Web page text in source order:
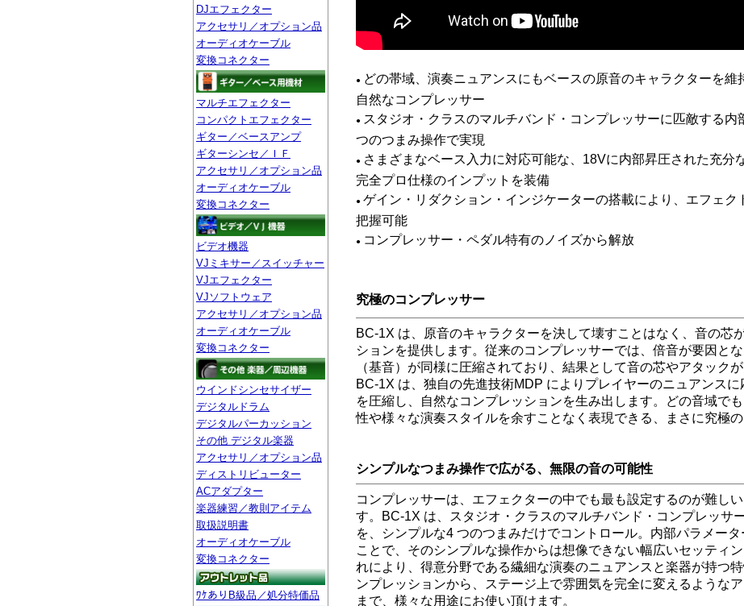
DJエフェクター
アクセサリ／オプション品
オーディオケーブル
変換コネクター
マルチエフェクター
コンパクトエフェクター
ギター／ベースアンプ
ギターシンセ／ＩＦ
アクセサリ／オプション品
オーディオケーブル
変換コネクター
ビデオ機器
VJミキサー／スイッチャー
VJエフェクター
VJソフトウェア
アクセサリ／オプション品
オーディオケーブル
変換コネクター
ウインドシンセサイザー
デジタルドラム
デジタルパーカッション
その他 デジタル楽器
アクセサリ／オプション品
ディストリビューター
ACアダプター
楽器練習／教則アイテム
取扱説明書
オーディオケーブル
変換コネクター
ﾜｹありB級品／処分特価品
● どの帯域、演奏ニュアンスにもベースの原音のキャラクターを維
自然なコンプレッサー
● スタジオ・クラスのマルチバンド・コンプレッサーに匹敵する内
つのつまみ操作で実現
● さまざまなベース入力に対応可能な、18Vに内部昇圧された充分
完全プロ仕様のインプットを装備
● ゲイン・リダクション・インジケーターの搭載により、エフェク
把握可能
● コンプレッサー・ペダル特有のノイズから解放
究極のコンプレッサー
BC-1X は、原音のキャラクターを決して壊すことはなく、音の芯
ションを提供します。従来のコンプレッサーでは、倍音が要因と
（基音）が同様に圧縮されており、結果として音の芯やアタック
BC-1X は、独自の先進技術MDP によりプレイヤーのニュアンス
を圧縮し、自然なコンプレッションを生み出します。どの音域で
性や様々な演奏スタイルを余すことなく表現できる、まさに究極の
シンプルなつまみ操作で広がる、無限の音の可能性
コンプレッサーは、エフェクターの中でも最も設定するのが難し
す。BC-1X は、スタジオ・クラスのマルチバンド・コンプレッサ
を、シンプルな4 つのつまみだけでコントロール。内部パラメー
ことで、そのシンプルな操作からは想像できない幅広いセッティ
れにより、得意分野である繊細な演奏のニュアンスと楽器が持つ
ンプレッションから、ステージ上で雰囲気を完全に変えるような
まで、様々な用途にお使い頂けます。